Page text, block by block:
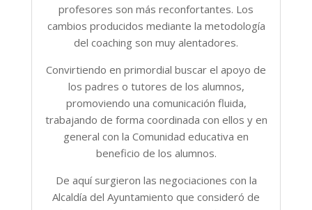
profesores son más reconfortantes. Los
cambios producidos mediante la metodología
del coaching son muy alentadores.
Convirtiendo en primordial buscar el apoyo de
los padres o tutores de los alumnos,
promoviendo una comunicación fluida,
trabajando de forma coordinada con ellos y en
general con la Comunidad educativa en
beneficio de los alumnos.
De aquí surgieron las negociaciones con la
Alcaldía del Ayuntamiento que consideró de